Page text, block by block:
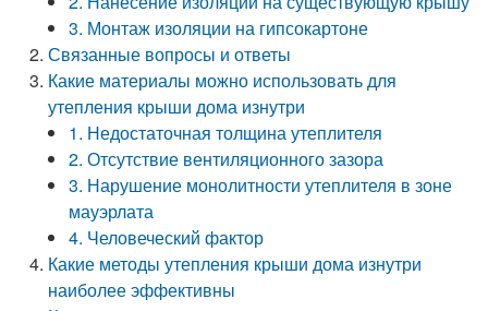
3. Монтаж изоляции на гипсокартоне
Связанные вопросы и ответы
Какие материалы можно использовать для
утепления крыши дома изнутри
1. Недостаточная толщина утеплителя
2. Отсутствие вентиляционного зазора
3. Нарушение монолитности утеплителя в зоне
мауэрлата
4. Человеческий фактор
Какие методы утепления крыши дома изнутри
наиболее эффективны